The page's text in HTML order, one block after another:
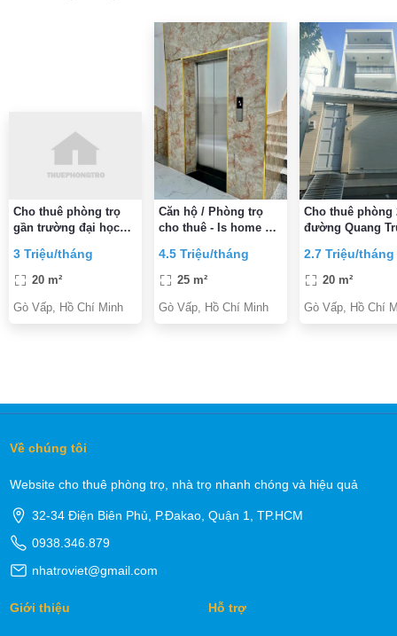
Cho thuê phòng trọ
gần trường đại học
BV 185
3 Triệu/tháng
20 m²
Gò Vấp, Hồ Chí Minh
Căn hộ / Phòng trọ
cho thuê - Is home Gò
4.5 Triệu/tháng
25 m²
Gò Vấp, Hồ Chí Minh
Cho thuê phòng
đường Quang
triệu/tháng
2.7 Triệu/tháng
20 m²
Gò Vấp, Hồ Chí
Về chúng tôi
Website cho thuê phòng trọ, nhà trọ nhanh chóng và hiệu quả
32-34 Điện Biên Phủ, P.Đakao, Quận 1, TP.HCM
0938.346.879
nhatroviet@gmail.com
Giới thiệu Hỗ trợ